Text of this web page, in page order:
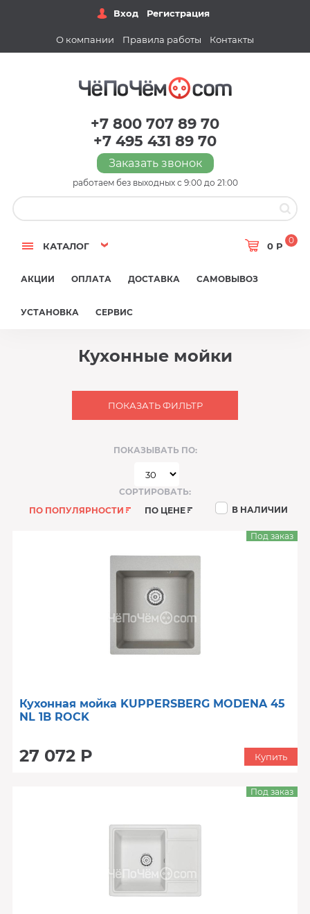
Вход Регистрация
О компании Правила работы Контакты
+7 800 707 89 70
+7 495 431 89 70
Заказать звонок
работаем без выходных с 9:00 до 21:00
КАТАЛОГ 0 Р
0
АКЦИИ ОПЛАТА ДОСТАВКА САМОВЫВОЗ
УСТАНОВКА СЕРВИС
Кухонные мойки
ПОКАЗАТЬ ФИЛЬТР
ПОКАЗЫВАТЬ ПО:
СОРТИРОВАТЬ:
ПО ПОПУЛЯРНОСТИ
ПО ЦЕНЕ В НАЛИЧИИ
Кухонная мойка KUPPERSBERG MODENA 45
NL 1B ROCK
27 072 Р
Под заказ
Купить
Под заказ